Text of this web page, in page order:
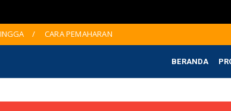
CARA PEMAHARAN
BERANDA